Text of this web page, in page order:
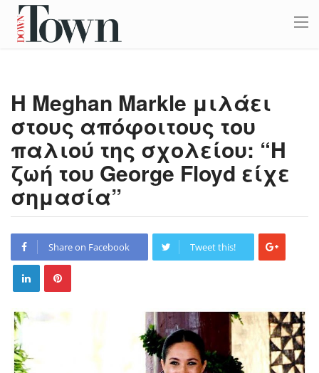
Η Meghan Markle μιλάει
στους απόφοιτους του
παλιού της σχολείου: “Η
ζωή του George Floyd είχε
σημασία”
Share on Facebook Tweet this!